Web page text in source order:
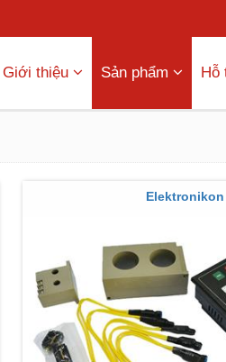
Giới thiệu Sản phẩm Hỗ
Elektronikon